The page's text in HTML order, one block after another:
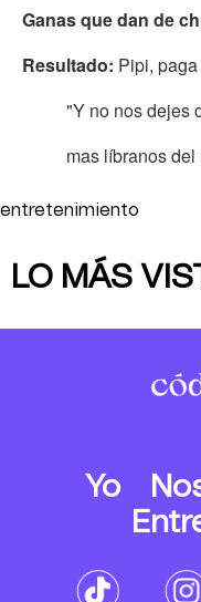
Ganas que dan de
Resultado: Pipi,
"Y no nos dejes
mas líbranos del
entretenimiento
LO MÁS
Yo